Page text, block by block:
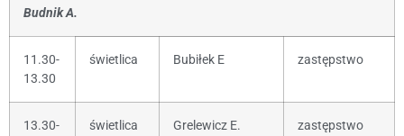
Budnik A.
11.30-
13.30
świetlica Bubiłek E zastępstwo
13.30-
świetlica Grelewicz E. zastępstwo